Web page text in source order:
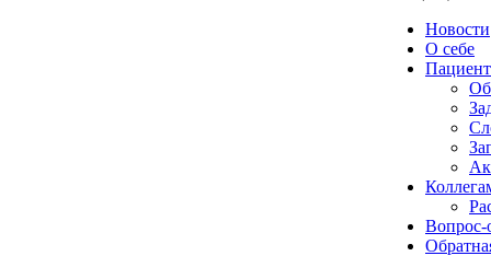
Новости
О себе
Об
Вопрос-